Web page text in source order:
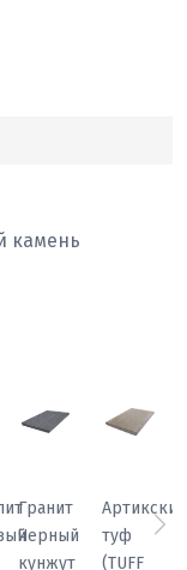
камень
Гранит
Черный
кунжут
Артикский
туф
(TUFF